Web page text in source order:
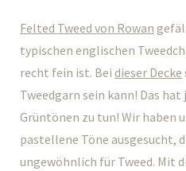
Felted Tweed von Rowan
typischen englischen
recht fein ist. Bei dieser Decke
Tweedgarn sein kann! Das
Grüntönen zu tun! Wir haben
pastellene Töne ausgesucht,
ungewöhnlich für Tweed. Mit